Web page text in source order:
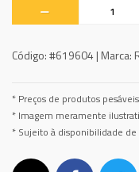
Código:#619604 | Marca:
* Preços de produtos
* Imagem meramente
* Sujeito à disponibilidade